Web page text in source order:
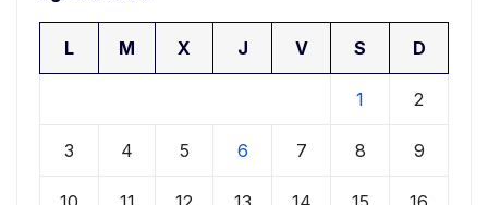
L M X J V S D
1 2
3 4 5 6 7 8 9